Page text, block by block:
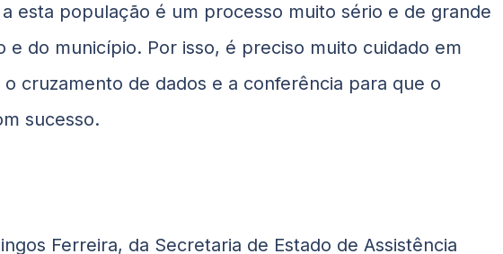
esta população é um processo muito sério e de grande
e do município. Por isso, é preciso muito cuidado em
cruzamento de dados e a conferência para que o
sucesso.
Ferreira, da Secretaria de Estado de Assistência